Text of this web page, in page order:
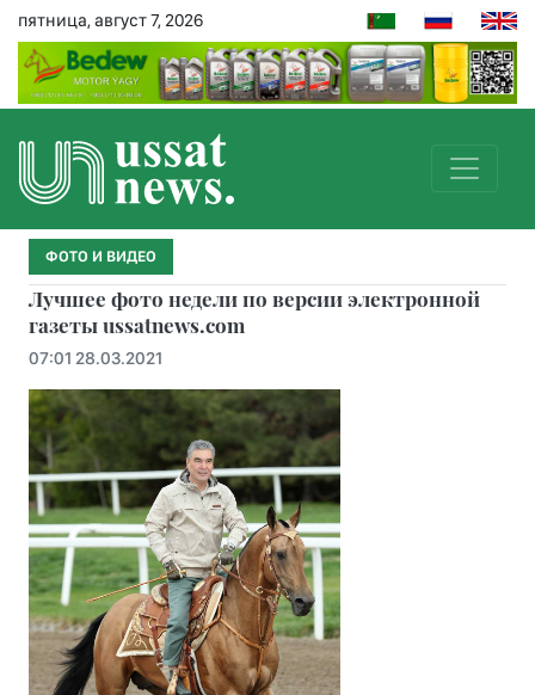
пятница, август 7, 2026
ФОТО И ВИДЕО
Лучшее фото недели по версии электронной
газеты ussatnews.com
07:01 28.03.2021